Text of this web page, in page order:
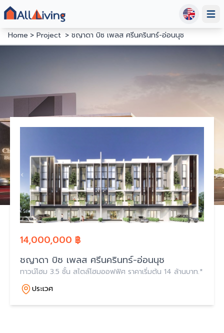
Home
Project ชญาดา บิซ เพลส ศรีนครินทร์-อ่อนนุช
14,000,000 ฿
ชญาดา บิซ เพลส ศรีนครินทร์-อ่อนนุช
ทาวน์โฮม 3.5 ชั้น สไตล์โฮมออฟฟิศ ราคาเริ่มต้น 14 ล้านบาท.*
ประเวศ